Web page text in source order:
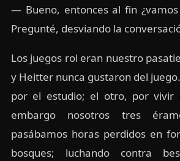
— Bueno, entonces al fin
Pregunté, desviando la
Los juegos rol eran nuestro
y Heitter nunca gustaron del
por el estudio; el otro, por vivir
embargo nosotros tres
pasábamos horas perdidos en
bosques; luchando contra